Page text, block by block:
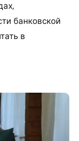
банковской
в